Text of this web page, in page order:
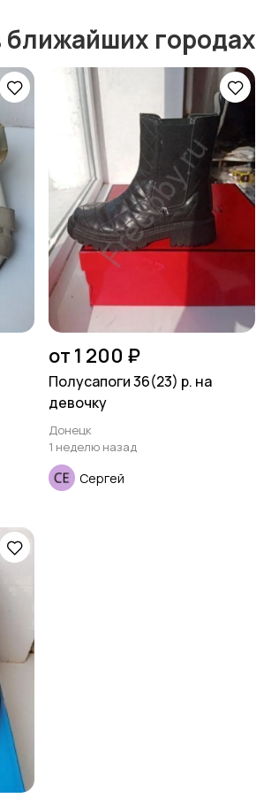
городах
от 1 200 ₽
Полусапоги 36(23) р. на
девочку
Донецк
1 неделю назад
Сергей